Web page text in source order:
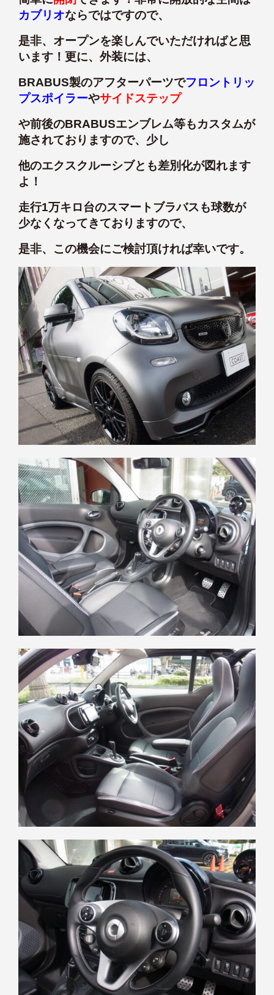
カブリオならではですので、
是非、オープンを楽しんでいただければと思
います！更に、外装には、
BRABUS製のアフターパーツでフロントリッ
プスポイラーやサイドステップ
や前後のBRABUSエンブレム等もカスタムが
施されておりますので、少し
他のエクスクルーシブとも差別化が図れます
よ！
走行1万キロ台のスマートブラバスも球数が
少なくなってきておりますので、
是非、この機会にご検討頂ければ幸いです。